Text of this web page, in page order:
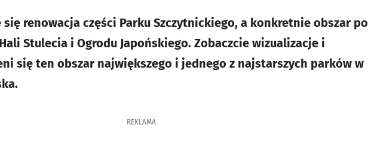
się renowacja części Parku Szczytnickiego, a konkretnie obszar po
Stulecia i Ogrodu Japońskiego. Zobaczcie wizualizacje i
się ten obszar największego i jednego z najstarszych parków w
REKLAMA